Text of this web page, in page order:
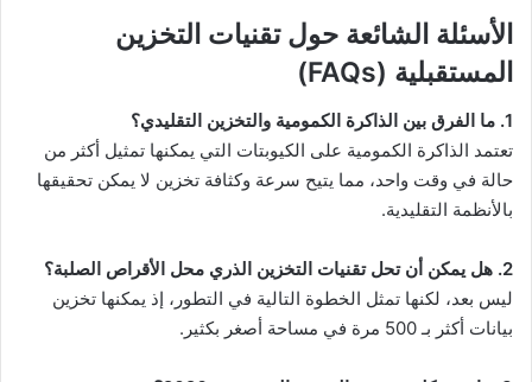
الأسئلة الشائعة حول تقنيات التخزين
المستقبلية (FAQs)
1. ما الفرق بين الذاكرة الكمومية والتخزين التقليدي؟
تعتمد الذاكرة الكمومية على الكيوبتات التي يمكنها تمثيل أكثر من
حالة في وقت واحد، مما يتيح سرعة وكثافة تخزين لا يمكن تحقيقها
بالأنظمة التقليدية.
2. هل يمكن أن تحل تقنيات التخزين الذري محل الأقراص الصلبة؟
ليس بعد، لكنها تمثل الخطوة التالية في التطور، إذ يمكنها تخزين
بيانات أكثر بـ 500 مرة في مساحة أصغر بكثير.